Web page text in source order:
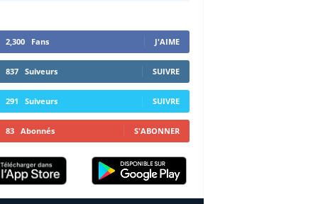
2,300 Fans J'AIME
837 Suiveurs SUIVRE
291 Suiveurs SUIVRE
83 Abonnés S'ABONNER